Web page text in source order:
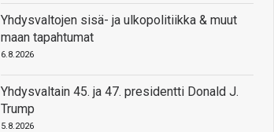
Yhdysvaltojen sisä- ja ulkopolitiikka & muut
maan tapahtumat
6.8.2026
Yhdysvaltain 45. ja 47. presidentti Donald J.
Trump
5.8.2026